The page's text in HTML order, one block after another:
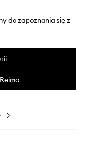
do zapoznania się z